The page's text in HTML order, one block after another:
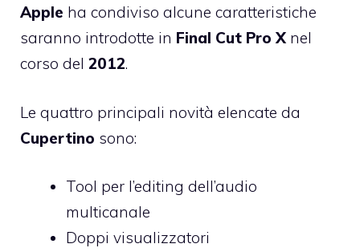
Apple ha condiviso alcune caratteristiche
saranno introdotte in Final Cut Pro X nel
corso del 2012.
Le quattro principali novità elencate da
Cupertino sono:
Tool per l’editing dell’audio
multicanale
Doppi visualizzatori